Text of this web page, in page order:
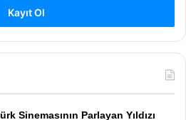
Kayıt Ol
Sinemasının Parlayan Yıldızı